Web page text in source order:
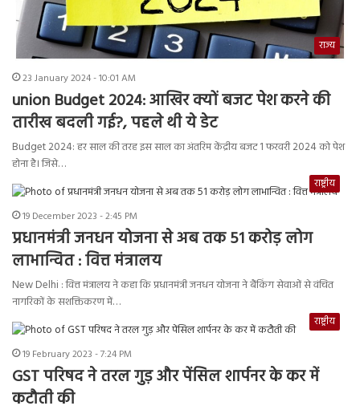
राज्य
23 January 2024 - 10:01 AM
union Budget 2024: आखिर क्यों बजट पेश करने की
तारीख बदली गई?, पहले थी ये डेट
Budget 2024: हर साल की तरह इस साल का अंतरिम केंद्रीय बजट 1 फरवरी 2024 को पेश
होना है। जिसे…
राष्ट्रीय
19 December 2023 - 2:45 PM
प्रधानमंत्री जनधन योजना से अब तक 51 करोड़ लोग
लाभान्वित : वित्त मंत्रालय
New Delhi : वित्त मंत्रालय ने कहा कि प्रधानमंत्री जनधन योजना ने बैंकिंग सेवाओं से वंचित
नागरिकों के सशक्तिकरण में…
राष्ट्रीय
19 February 2023 - 7:24 PM
GST परिषद ने तरल गुड़ और पेंसिल शार्पनर के कर में
कटौती की